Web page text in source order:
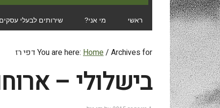
ראשי מי אני? שירותים לבעלי עסקים
You are here: Home/ Archives for דפי רז
בישלולי –